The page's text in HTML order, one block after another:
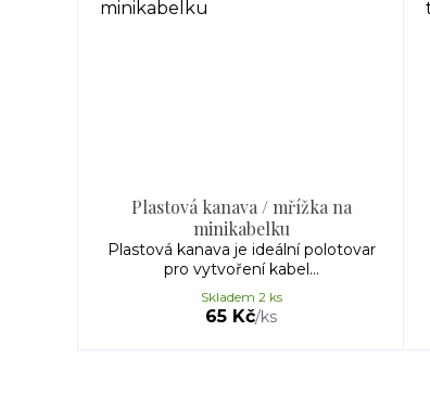
Plastová kanava / mřížka na
minikabelku
Plastová kanava je ideální polotovar
pro vytvoření kabel...
65 Kč/ks
Skladem 2 ks